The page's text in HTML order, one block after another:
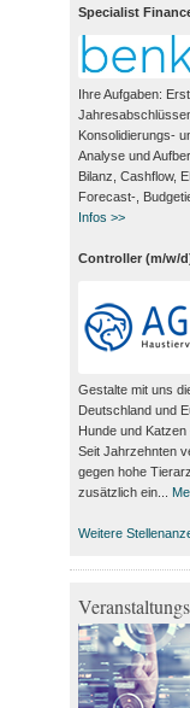
Specialist
Ihre Aufgaben:
Konsolidierungs‑
Analyse und
Bilanz, Cashflow,
Forecast‑,
Infos >>
Controller (m/w/
Gestalte mit uns
Deutschland und
Hunde und Katzen
Seit Jahrzehnten
gegen hohe
zusätzlich ein...
Weitere